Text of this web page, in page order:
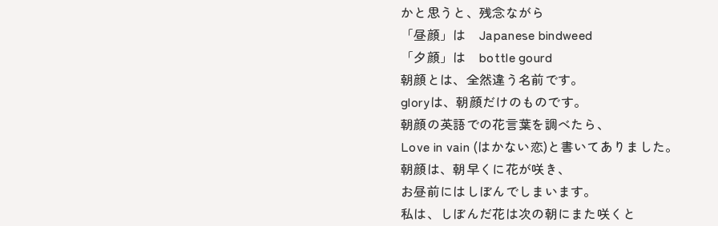
かと思うと、残念ながら
「昼顔」は Japanese bindweed
「夕顔」は bottle gourd
朝顔とは、全然違う名前です。
gloryは、朝顔だけのものです。
朝顔の英語での花言葉を調べたら、
Love in vain (はかない恋)と書いてありました。
朝顔は、朝早くに花が咲き、
お昼前にはしぼんでしまいます。
私は、しぼんだ花は次の朝にまた咲くと